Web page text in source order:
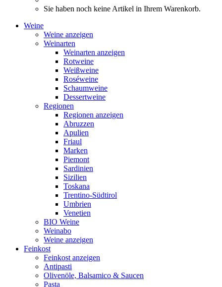
Sie haben noch keine Artikel in Ihrem Warenkorb.
Weine
Weine anzeigen
Weinarten
Weinarten anzeigen
Rotweine
Weißweine
Roséweine
Schaumweine
Dessertweine
Regionen
Regionen anzeigen
Abruzzen
Apulien
Friaul
Marken
Piemont
Sardinien
Sizilien
Toskana
Trentino-Südtirol
Umbrien
Venetien
BIO Weine
Weinabo
Weine anzeigen
Feinkost
Feinkost anzeigen
Antipasti
Olivenöle, Balsamico & Saucen
Pasta